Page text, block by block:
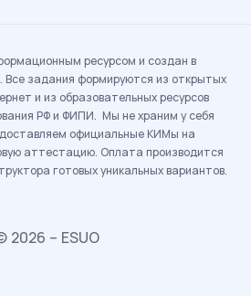
ресурсом и создан в
Все задания формируются из открытых
и из образовательных ресурсов
РФ и ФИПИ. Мы не храним у себя
официальные КИМы на
аттестацию. Оплата производится
готовых уникальных вариантов.
2026 – ESUO